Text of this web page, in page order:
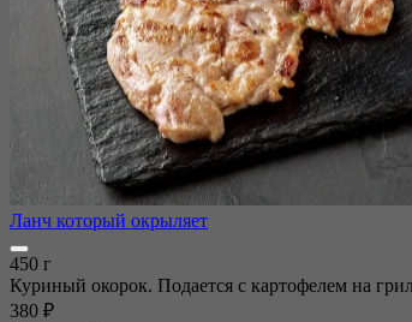
Ланч который окрыляет
450 г
Куриный окорок. Подается с картофелем на
380 ₽